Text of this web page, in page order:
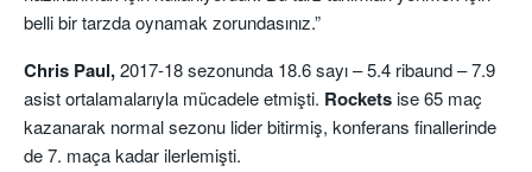
belli bir tarzda oynamak zorundasınız.”
Chris Paul,2017-18 sezonunda 18.6 sayı – 5.4 ribaund – 7.9
asist ortalamalarıyla mücadele etmişti. Rocketsise 65 maç
kazanarak normal sezonu lider bitirmiş, konferans finallerinde
de 7. maça kadar ilerlemişti.